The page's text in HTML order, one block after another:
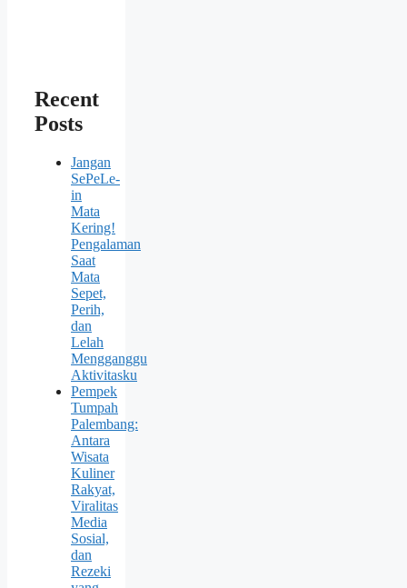
Recent
Posts
Jangan
SePeLe-
in
Mata
Kering!
Pengalaman
Saat
Mata
Sepet,
Perih,
dan
Lelah
Mengganggu
Aktivitasku
Pempek
Tumpah
Palembang:
Antara
Wisata
Kuliner
Rakyat,
Viralitas
Media
Sosial,
dan
Rezeki